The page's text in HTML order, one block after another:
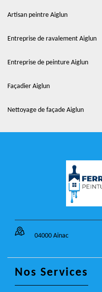
Artisan peintre Aiglun
Entreprise de ravalement Aiglun
Entreprise de peinture Aiglun
Façadier Aiglun
Nettoyage de façade Aiglun
04000 Ainac
Nos Services